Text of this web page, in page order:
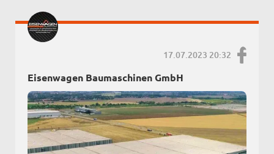
17.07.2023 20:32
Eisenwagen Baumaschinen GmbH